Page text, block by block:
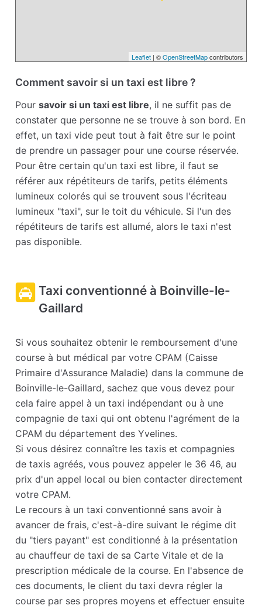
Leaflet| ©OpenStreetMapcontributors
Comment savoir si un taxi est libre ?
Poursavoir si un taxi est libre, il ne suffit pas de
constater que personne ne se trouve à son bord. En
effet, un taxi vide peut tout à fait être sur le point
de prendre un passager pour une course réservée.
Pour être certain qu'un taxi est libre, il faut se
référer aux répétiteurs de tarifs, petits éléments
lumineux colorés qui se trouvent sous l'écriteau
lumineux "taxi", sur le toit du véhicule. Si l'un des
répétiteurs de tarifs est allumé, alors le taxi n'est
pas disponible.
Taxi conventionné à Boinville-le-
Gaillard
Si vous souhaitez obtenir le remboursement d'une
course à but médical par votre CPAM (Caisse
Primaire d'Assurance Maladie) dans la commune de
Boinville-le-Gaillard, sachez que vous devez pour
cela faire appel à un taxi indépendant ou à une
compagnie de taxi qui ont obtenu l'agrément de la
CPAM du département des Yvelines.
Si vous désirez connaître les taxis et compagnies
de taxis agréés, vous pouvez appeler le 36 46, au
prix d'un appel local ou bien contacter directement
votre CPAM.
Le recours à un taxi conventionné sans avoir à
avancer de frais, c'est-à-dire suivant le régime dit
du "tiers payant" est conditionné à la présentation
au chauffeur de taxi de sa Carte Vitale et de la
prescription médicale de la course. En l'absence de
ces documents, le client du taxi devra régler la
course par ses propres moyens et effectuer ensuite